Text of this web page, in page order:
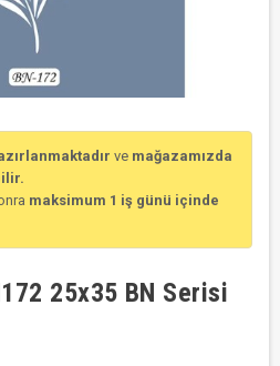
ve mağazamızda
maksimum 1 iş günü içinde
25x35 BN Serisi